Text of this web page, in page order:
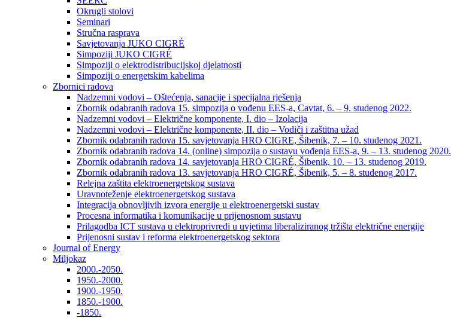
Okrugli stolovi
Seminari​
Stručna rasprava​
Savjetovanja JUKO CIGRÉ
Simpoziji JUKO CIGRÉ
Simpoziji o elektrodistribucijskoj djelatnosti
Simpoziji o energetskim kabelima
Zbornici radova
Nadzemni vodovi – Oštećenja, sanacije i specijalna rješenja
Zbornik odabranih radova 15. simpozija o vođenu EES-a, Cavtat, 6. – 9. studenog 2022.
Nadzemni vodovi – Električne komponente, I. dio – Izolacija
Nadzemni vodovi – Električne komponente, II. dio – Vodiči i zaštitna užad
Zbornik odabranih radova 15. savjetovanja HRO CIGRE, Šibenik, 7. – 10. studenog 2021.
Zbornik odabranih radova 14. (online) simpozija o sustavu vođenja EES-a, 9. – 13. studenog 2020.
Zbornik odabranih radova 14. savjetovanja HRO CIGRÉ, Šibenik, 10. – 13. studenog 2019.
Zbornik odabranih radova 13. savjetovanja HRO CIGRÉ, Šibenik, 5. – 8. studenog 2017.
Relejna zaštita elektroenergetskog sustava
Uravnoteženje elektroenergetskog sustava
Integracija obnovljivih izvora energije u elektroenergetski sustav
Procesna informatika i komunikacije u prijenosnom sustavu
Prilagodba ICT sustava u elektroprivredi u uvjetima liberaliziranog tržišta električne energije
Prijenosni sustav i reforma elektroenergetskog sektora
Journal of Energy
Miljokaz
2000.-2050.
1950.-2000.
1900.-1950.
1850.-1900.
-1850.